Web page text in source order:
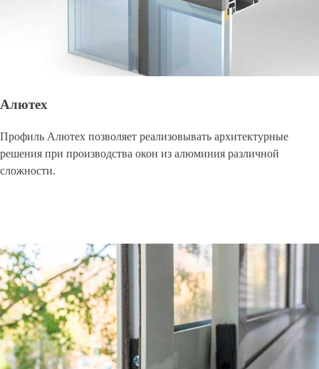
Алютех
Профиль Алютех позволяет реализовывать архитектурные
решения при производства окон из алюминия различной
сложности.